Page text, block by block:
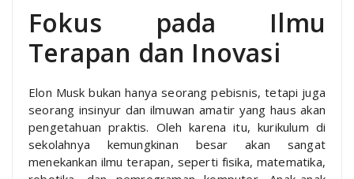
Fokus pada Ilmu
Terapan dan Inovasi
Elon Musk bukan hanya seorang pebisnis, tetapi juga
seorang insinyur dan ilmuwan amatir yang haus akan
pengetahuan praktis. Oleh karena itu, kurikulum di
sekolahnya kemungkinan besar akan sangat
menekankan ilmu terapan, seperti fisika, matematika,